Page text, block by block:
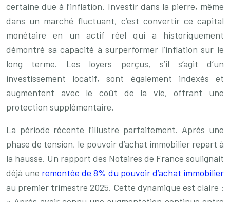
certaine due à l’inflation. Investir dans la pierre, même
dans un marché fluctuant, c’est convertir ce capital
monétaire en un actif réel qui a historiquement
démontré sa capacité à surperformer l’inflation sur le
long terme. Les loyers perçus, s’il s’agit d’un
investissement locatif, sont également indexés et
augmentent avec le coût de la vie, offrant une
protection supplémentaire.
La période récente l’illustre parfaitement. Après une
phase de tension, le pouvoir d’achat immobilier repart à
la hausse. Un rapport des Notaires de France soulignait
déjà une remontée de 8% du pouvoir d’achat immobilier
au premier trimestre 2025. Cette dynamique est claire :